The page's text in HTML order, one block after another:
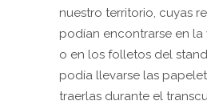
nuestro territorio, cuyas
podían encontrarse en
o en los folletos del
podía llevarse las
traerlas durante el